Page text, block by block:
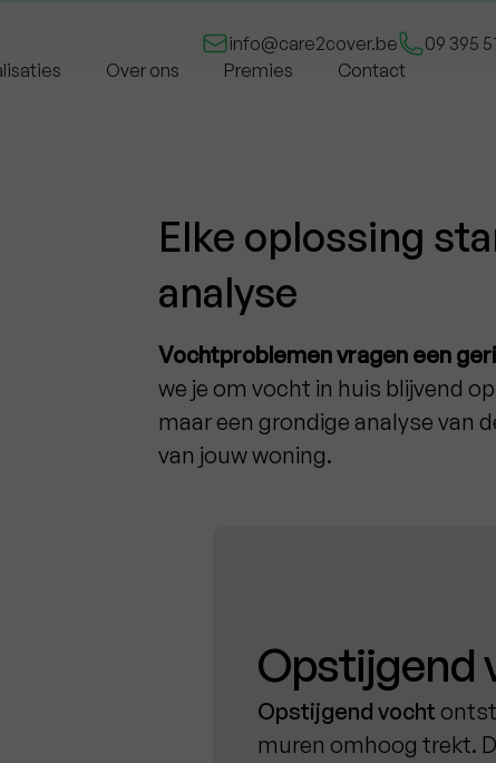
Over ons Premies Contact
info@care2cover.be 09 395
Elke oplossing
analyse
Vochtproblemen vragen een
we je om vocht in huis blijvend
maar een grondige analyse van
van jouw woning.
Opstijgend
Opstijgend vocht
muren omhoog trekt.